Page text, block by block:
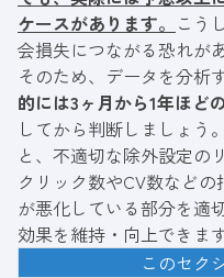
ケースがあります。 こう
会損失につながる恐れが
そのため、データを分析
的には3ヶ月から1年ほど
してから判断しましょう
と、不適切な除外設定の
クリック数やCV数など
が悪化している部分を適
効果を維持・向上できます
このセク